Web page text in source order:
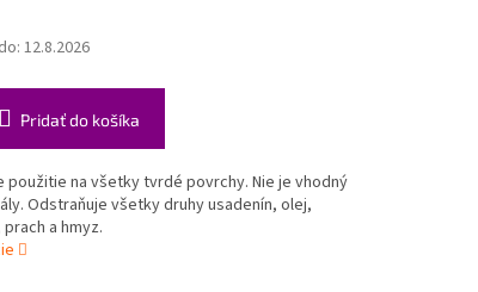
12.8.2026
Pridať do košíka
použitie na všetky tvrdé povrchy. Nie je vhodný
Odstraňuje všetky druhy usadenín, olej,
a hmyz.